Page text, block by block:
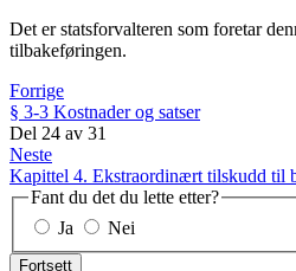
Det er statsforvalteren som foretar
tilbakeføringen.
Forrige
§ 3-3 Kostnader og satser
Del 24 av 31
Neste
Kapittel 4. Ekstraordinært tilskudd til
Fant du det du lette etter?
Ja
Nei
Fortsett